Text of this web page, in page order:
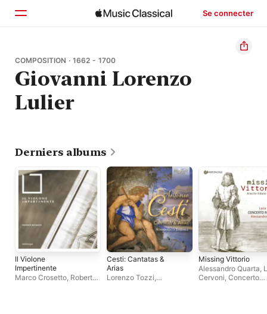
Se connecter
Accueil
Parcourir
Rechercher
COMPOSITION · 1662 - 1700
Giovanni Lorenzo
Lulier
Derniers albums
Il Violone
Impertinente
Marco Crosetto, Roberto
Cesti: Cantatas &
Arias
Lorenzo Tozzi,
Missing Vittorio
Alessandro Quarta,
Cervoni, Concerto